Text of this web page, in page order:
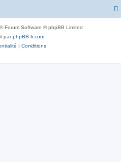
® Forum Software © phpBB Limited
parphpBB-fr.com
| Conditions